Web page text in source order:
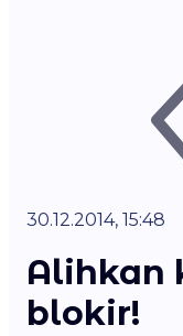
30.12.2014, 15:48
Alihkan
blokir!